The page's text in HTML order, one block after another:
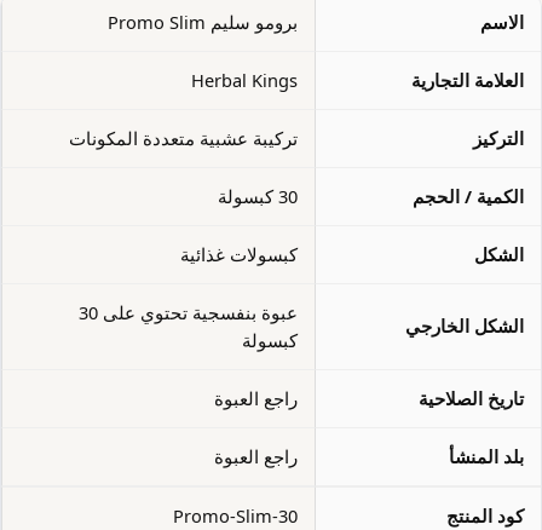
الاسم برومو سليم Promo Slim
العلامة التجارية Herbal Kings
التركيز تركيبة عشبية متعددة المكونات
الكمية / الحجم 30 كبسولة
الشكل كبسولات غذائية
الشكل الخارجي
عبوة بنفسجية تحتوي على 30
كبسولة
تاريخ الصلاحية راجع العبوة
بلد المنشأ راجع العبوة
كود المنتج Promo-Slim-30